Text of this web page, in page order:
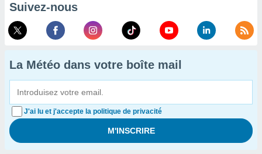
Suivez-nous
La Météo dans votre boîte mail
J'ai lu et j'accepte la politique de privacité